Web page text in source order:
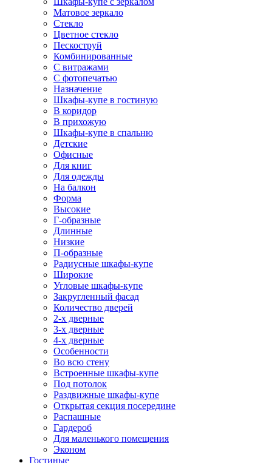
Матовое зеркало
Стекло
Цветное стекло
Пескоструй
Комбинированные
С витражами
С фотопечатью
Назначение
Шкафы-купе в гостиную
В коридор
В прихожую
Шкафы-купе в спальню
Детские
Офисные
Для книг
Для одежды
На балкон
Форма
Высокие
Г-образные
Длинные
Низкие
П-образные
Радиусные шкафы-купе
Широкие
Угловые шкафы-купе
Закругленный фасад
Количество дверей
2-х дверные
3-х дверные
4-х дверные
Особенности
Во всю стену
Встроенные шкафы-купе
Под потолок
Раздвижные шкафы-купе
Открытая секция посередине
Распашные
Гардероб
Для маленького помещения
Эконом
Гостиные